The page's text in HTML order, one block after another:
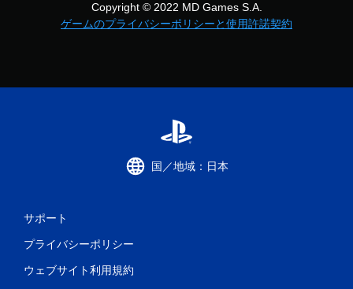
Copyright © 2022 MD Games S.A.
ゲームのプライバシーポリシーと使用許諾契約
国／地域：日本
サポート
プライバシーポリシー
ウェブサイト利用規約